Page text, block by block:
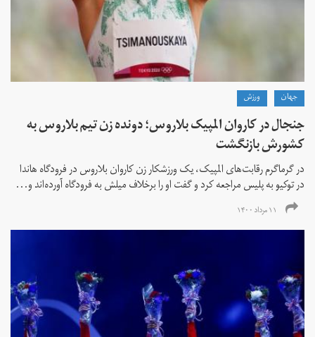
جهان ورزش
جنجال در کاروان المپیک بلاروس؛ دونده زن تیم بلاروس به
کشورش بازنگشت
در گرماگرم رقابت‌های المپیک، یک ورزشکار زن کاروان بلاروس در فرودگاه هاندا
در توکیو به پلیس مراجعه کرد و گفت او را برخلاف میلش به فرودگاه آورده‌اند و...
۱۱ مرداد ۱۴۰۰